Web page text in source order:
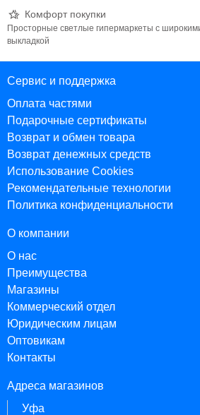
Комфорт покупки
Просторные светлые гипермаркеты с
выкладкой
Сервис и поддержка
Оплата частями
Подарочные сертификаты
Возврат и обмен товара
Возврат денежных средств
Использование Cookies
Рекомендательные технологии
Политика конфиденциальности
О компании
О нас
Преимущества
Магазины
Коммерческий отдел
Юридическим лицам
Оптовикам
Контакты
Адреса магазинов
Уфа